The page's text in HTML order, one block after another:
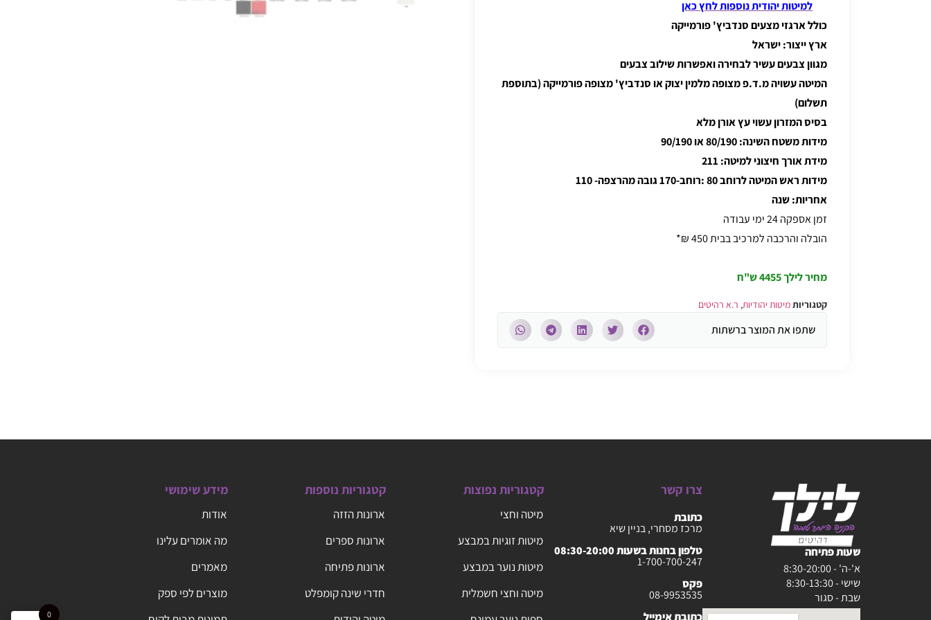
למיטות יהודית נוספות לחץ כאן
כולל ארגזי מצעים סנדביץ' פורמייקה
ארץ ייצור: ישראל
מגוון צבעים עשיר לבחירה ואפשרות שילוב צבעים
המיטה עשויה מ.ד.פ מצופה מלמין יצוק או סנדביץ' מצופה פורמייקה (בתוספת
תשלום)
בסיס המזרון עשוי עץ אורן מלא
מידות משטח השינה: 80/190 או 90/190
מידת אורך חיצוני למיטה: 211
מידות ראש המיטה לרוחב 80 :רוחב-170 גובה מהרצפה- 110
אחריות: שנה
זמן אספקה 24 ימי עבודה
הובלה והרכבה למרכיב בבית 450 ₪*
מחיר לילך 4455 ש"ח
קטגוריותמיטות יהודיות, ר.א רהיטים
שתפו את המוצר ברשתות
שעות פתיחה
א'-ה' - 8:30-20:00
שישי - 8:30-13:30
שבת - סגור
צרו קשר
כתובת
מרכז מסחרי, בניין שיא
טלפון בחנות בשעות 08:30-20:00
1-700-700-247
פקס
08-9953535
קטגוריות נפוצות
מיטה וחצי
מיטות זוגיות במבצע
מיטות נוער במבצע
מיטה וחצי חשמלית
קטגוריות נוספות
ארונות הזזה
ארונות ספרים
ארונות פתיחה
חדרי שינה קומפלט
מידע שימושי
אודות
מה אומרים עלינו
מאמרים
מוצרים לפי ספק
0